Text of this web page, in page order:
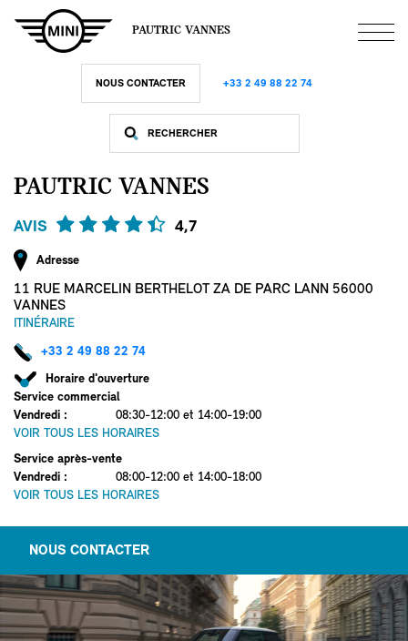
contenu
PAUTRIC VANNES
NOUS CONTACTER +33 2 49 88 22 74
PAUTRIC VANNES
AVIS 4,7
Adresse
11 RUE MARCELIN BERTHELOT ZA DE PARC LANN 56000
VANNES
ITINÉRAIRE
+33 2 49 88 22 74
Horaire d'ouverture
Service commercial
Vendredi :
08:30-12:00 et 14:00-19:00
VOIR TOUS LES HORAIRES
Service après-vente
Vendredi :
08:00-12:00 et 14:00-18:00
VOIR TOUS LES HORAIRES
NOUS CONTACTER